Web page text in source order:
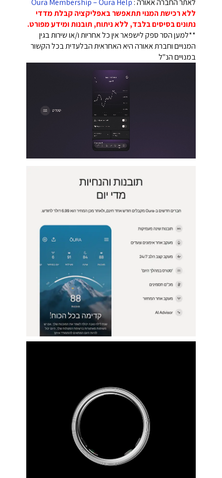
ללא רכישת המנוי תתאפשר באפליקציה קבלת מדדי
נתונים בסיסים בלבד, ללא ניתוח, תובנות ומידע מפורט.
**למען הסר ספק לישפאר אין כל אחריות ו/או שירות בגין
המנויים וחברת אאורה היא האחראית הבלעדית בכל הקשור
במנויים הנ"ל